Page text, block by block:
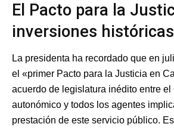
El Pacto para la
inversiones históricas
La presidenta ha recordado que en
el «primer Pacto para la Justicia en
acuerdo de legislatura inédito entre el
autonómico y todos los agentes
prestación de este servicio público.